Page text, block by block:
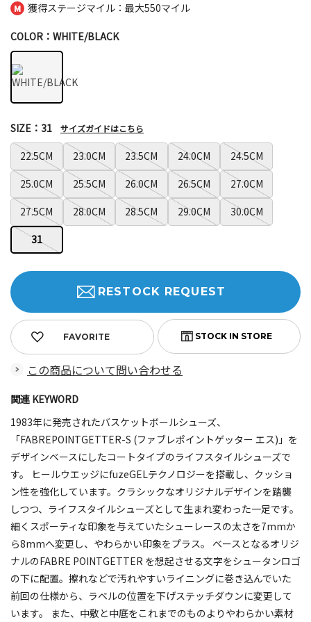
獲得ステージマイル：最大550マイル
COLOR：WHITE/BLACK
22.5CM 23.0CM 23.5CM 24.0CM
24.5CM
25.0CM
25.5CM 26.0CM 26.5CM
27.0CM
27.5CM
28.0CM 28.5CM 29.0CM
30.0CM
31
SIZE：31 サイズガイドはこちら
FAVORITE
RESTOCK REQUEST
この商品について問い合わせる
関連 KEYWORD
1983年に発売されたバスケットボールシューズ、
「FABREPOINTGETTER-S (ファブレポイントゲッター エス)」を
デザインベースにしたコートタイプのライフスタイルシューズで
す。 ヒールウエッジにfuzeGELテクノロジーを搭載し、クッショ
ン性を強化しています。クラシックなオリジナルデザインを踏襲
しつつ、ライフスタイルシューズとして生まれ変わった一足です。
細くスポーティな印象を与えていたシューレースの太さを7mmか
ら8mmへ変更し、やわらかい印象をプラス。 ベースとなるオリジ
ナルのFABRE POINTGETTER を想起させる文字をシュータンロゴ
の下に配置。擦れなどで汚れやすいライニングに巻き込んでいた
前回の仕様から、ラベルの位置を下げステッチダウンに変更して
います。 また、中敷と中底をこれまでのものよりやわらかい素材